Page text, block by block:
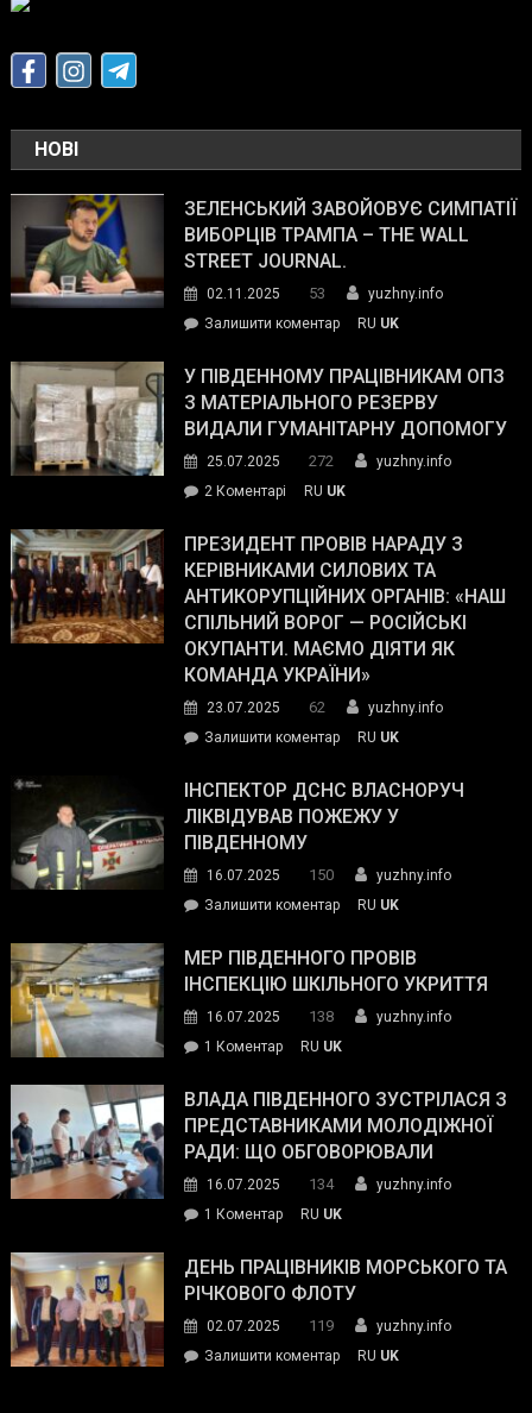
НОВІ
ЗЕЛЕНСЬКИЙ ЗАВОЙОВУЄ СИМПАТІЇ
ВИБОРЦІВ ТРАМПА – THE WALL
STREET JOURNAL.
02.11.2025 53
yuzhny.info
Залишити коментарon
завойовує
симпатії
виборців
The
Street
Journal.
RU UK
У ПІВДЕННОМУ ПРАЦІВНИКАМ ОПЗ
З МАТЕРІАЛЬНОГО РЕЗЕРВУ
ВИДАЛИ ГУМАНІТАРНУ ДОПОМОГУ
25.07.2025 272
yuzhny.info
2 Коментарі
Південному
працівникам
ОПЗ
з
матеріального
резерву
гуманітарну
допомогу
RU UK
ПРЕЗИДЕНТ ПРОВІВ НАРАДУ З
КЕРІВНИКАМИ СИЛОВИХ ТА
АНТИКОРУПЦІЙНИХ ОРГАНІВ: «НАШ
СПІЛЬНИЙ ВОРОГ — РОСІЙСЬКІ
ОКУПАНТИ. МАЄМО ДІЯТИ ЯК
КОМАНДА УКРАЇНИ»
23.07.2025 62
yuzhny.info
Залишити коментарon
провів
нараду
силових
та
органів:
«Наш
спільний
окупанти.
Маємо
діяти
команда
RU UK
ІНСПЕКТОР ДСНС ВЛАСНОРУЧ
ЛІКВІДУВАВ ПОЖЕЖУ У
ПІВДЕННОМУ
16.07.2025 150
yuzhny.info
Залишити коментарon
ДСНС
власноруч
пожежу
у
RU UK
МЕР ПІВДЕННОГО ПРОВІВ
ІНСПЕКЦІЮ ШКІЛЬНОГО УКРИТТЯ
16.07.2025 138
yuzhny.info
1 Коментардо
Південного
провів
інспекцію
укриття
RU UK
ВЛАДА ПІВДЕННОГО ЗУСТРІЛАСЯ З
ПРЕДСТАВНИКАМИ МОЛОДІЖНОЇ
РАДИ: ЩО ОБГОВОРЮВАЛИ
16.07.2025 134
yuzhny.info
1 Коментардо
Південного
зустрілася
представниками
молодіжної
RU UK
ДЕНЬ ПРАЦІВНИКІВ МОРСЬКОГО ТА
РІЧКОВОГО ФЛОТУ
02.07.2025 119
yuzhny.info
Залишити коментарon
RU UK